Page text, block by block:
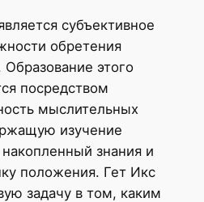
субъективное
обретения
этого
посредством
мыслительных
изучение
знания и
положения. Гет Икс
задачу в том, каким